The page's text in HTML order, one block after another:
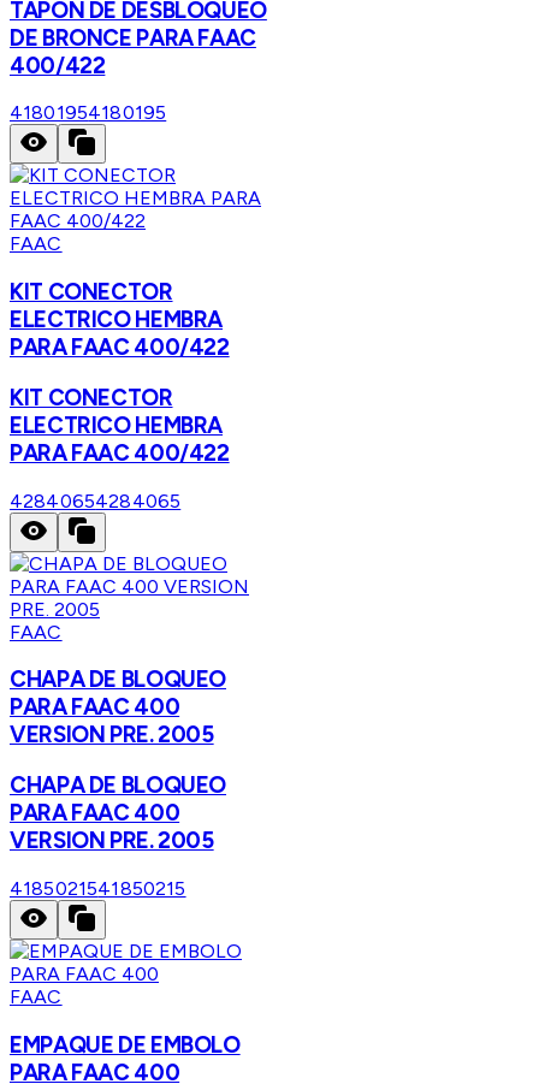
TAPON DE DESBLOQUEO
DE BRONCE PARA FAAC
400/422
41801954180195
FAAC
KIT CONECTOR
ELECTRICO HEMBRA
PARA FAAC 400/422
KIT CONECTOR
ELECTRICO HEMBRA
PARA FAAC 400/422
42840654284065
FAAC
CHAPA DE BLOQUEO
PARA FAAC 400
VERSION PRE. 2005
CHAPA DE BLOQUEO
PARA FAAC 400
VERSION PRE. 2005
4185021541850215
FAAC
EMPAQUE DE EMBOLO
PARA FAAC 400